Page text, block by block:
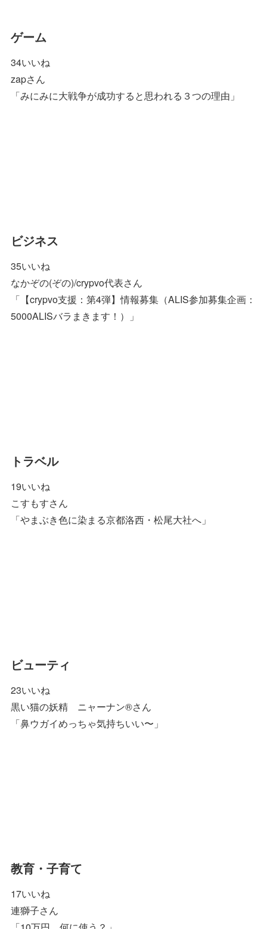
ゲーム
34いいね
zapさん
「みにみに大戦争が成功すると思われる３つの理由」
ビジネス
35いいね
なかぞの(ぞの)/crypvo代表さん
「【crypvo支援：第4弾】情報募集（ALIS参加募集企画：
5000ALISバラまきます！）」
トラベル
19いいね
こすもすさん
「やまぶき色に染まる京都洛西・松尾大社へ」
ビューティ
23いいね
黒い猫の妖精 ニャーナン®︎さん
「鼻ウガイめっちゃ気持ちいい〜」
教育・子育て
17いいね
連獅子さん